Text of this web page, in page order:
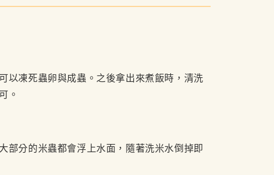
以凍死蟲卵與成蟲。之後拿出來煮飯時，清洗
。
部分的米蟲都會浮上水面，隨著洗米水倒掉即